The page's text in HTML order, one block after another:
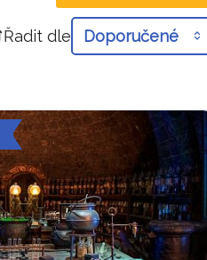
Řadit dle Doporučené